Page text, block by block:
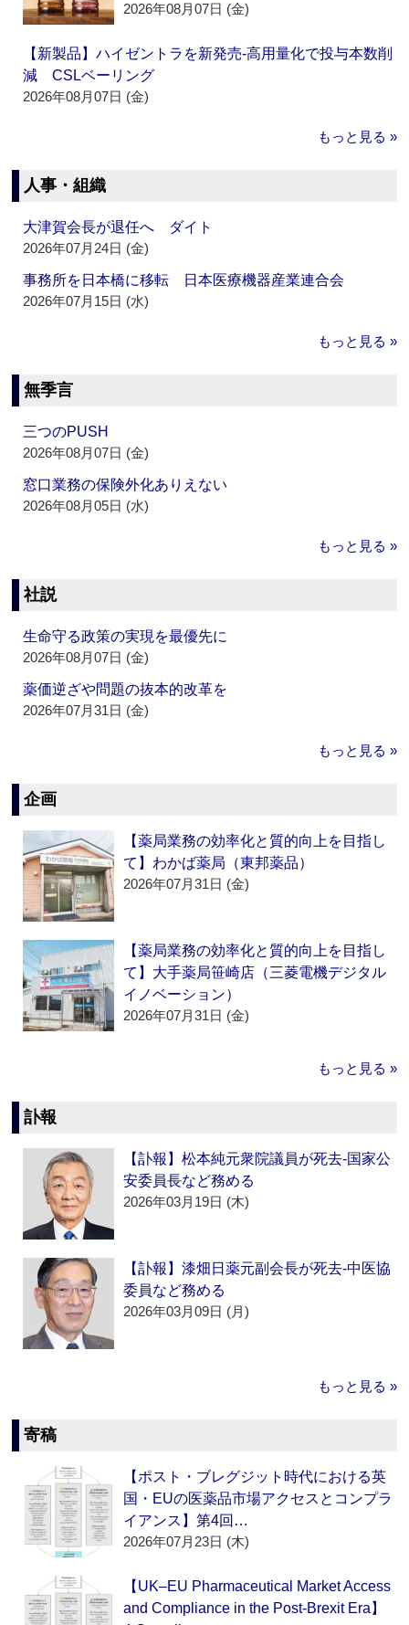
2026年08月07日 (金)
【新製品】ハイゼントラを新発売‐高用量化で投与本数削
減 CSLベーリング
2026年08月07日 (金)
もっと見る »
人事・組織
大津賀会長が退任へ ダイト
2026年07月24日 (金)
事務所を日本橋に移転 日本医療機器産業連合会
2026年07月15日 (水)
もっと見る »
無季言
三つのPUSH
2026年08月07日 (金)
窓口業務の保険外化ありえない
2026年08月05日 (水)
もっと見る »
社説
生命守る政策の実現を最優先に
2026年08月07日 (金)
薬価逆ざや問題の抜本的改革を
2026年07月31日 (金)
もっと見る »
企画
【薬局業務の効率化と質的向上を目指し
て】わかば薬局（東邦薬品）
2026年07月31日 (金)
【薬局業務の効率化と質的向上を目指し
て】大手薬局笹崎店（三菱電機デジタル
イノベーション）
2026年07月31日 (金)
もっと見る »
訃報
【訃報】松本純元衆院議員が死去‐国家公
安委員長など務める
2026年03月19日 (木)
【訃報】漆畑日薬元副会長が死去‐中医協
委員など務める
2026年03月09日 (月)
もっと見る »
寄稿
【ポスト・ブレグジット時代における英
国・EUの医薬品市場アクセスとコンプラ
イアンス】第4回…
2026年07月23日 (木)
【UK–EU Pharmaceutical Market Access
and Compliance in the Post-Brexit Era】